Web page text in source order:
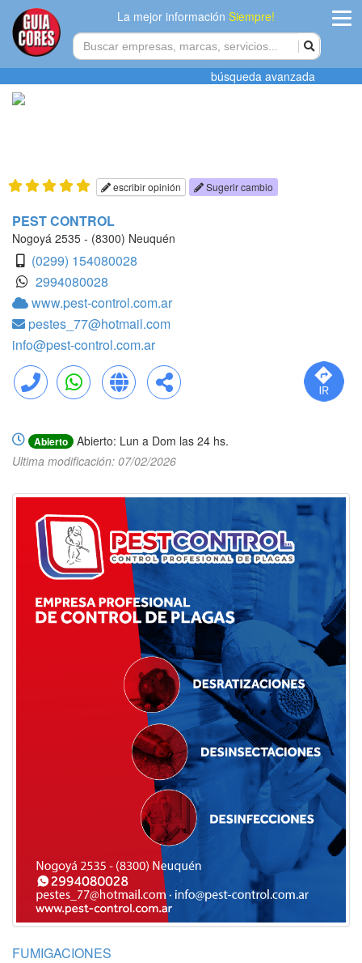
La mejor informaciónSiempre!
Agregar
búsqueda avanzada
escribir opinión Sugerir cambio
PEST CONTROL
Nogoyá 2535 - (8300) Neuquén
(0299) 154080028
2994080028
www.pest-control.com.ar
pestes_77@hotmail.com
info@pest-control.com.ar
Llamar WhatsApp Web Compartir
Abierto
Abierto: Lun a Dom las 24 hs.
Ultima modificación: 07/02/2026
FUMIGACIONES